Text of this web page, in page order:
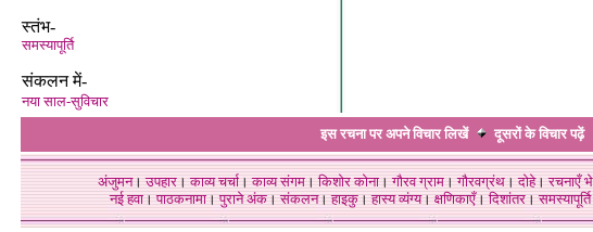
स्तंभ-
समस्यापूर्ति
संकलन में-
नया साल-सुविचार
इस रचना पर अपने विचार लिखें दूसरों के विचारपढ़ें
अंजुमन।उपहार।काव्य चर्चा।काव्य संगम।किशोर कोना।गौरव ग्राम।गौरवग्रंथ।दोहे।रचनाएँ
नई हवा। पाठकनामा। पुराने अंक। संकलन। हाइकु। हास्य व्यंग्य। क्षणिकाएँ। दिशांतर। समस्यापूर्ति